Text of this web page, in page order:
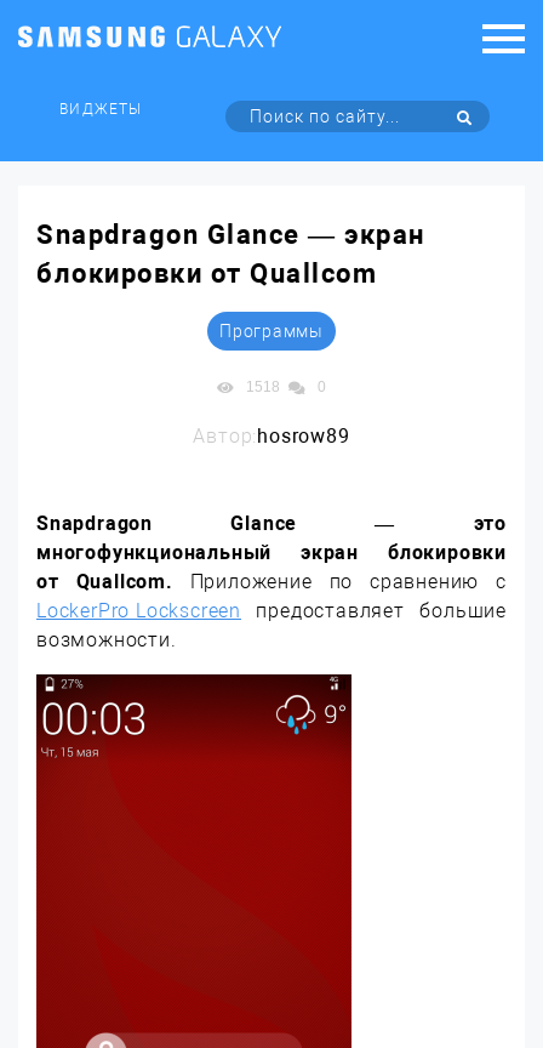
ВИДЖЕТЫ
Snapdragon Glance — экран
блокировки от Quallcom
Программы
1518 0
Автор:hosrow89
Snapdragon Glance — это
многофункциональный экран блокировки
от Quallcom. Приложение по сравнению с
LockerPro Lockscreen
предоставляет большие
возможности.